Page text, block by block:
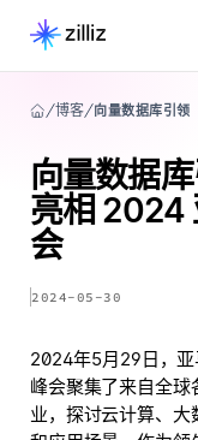
博客 向量数据库引
向量数据
亮相 2024
会
2024-05-30
2024年5月29日，
峰会聚集了来自全
业，探讨云计算、